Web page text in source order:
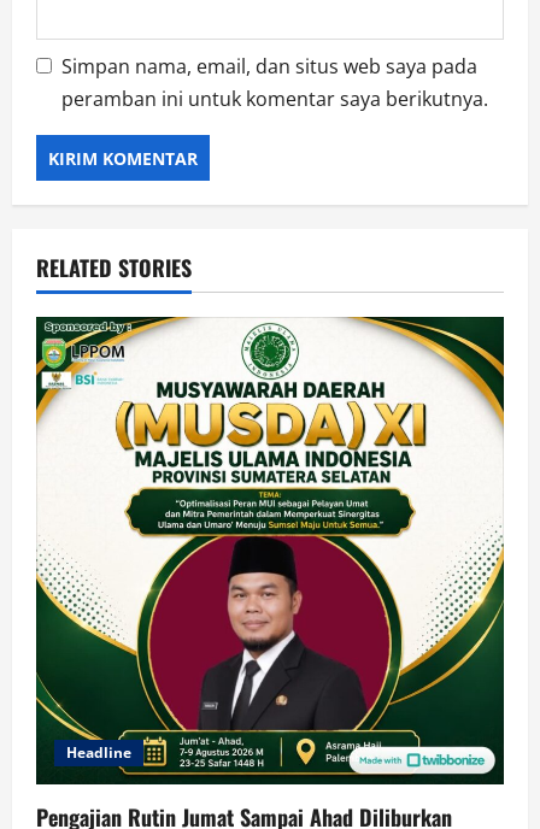
Simpan nama, email, dan situs web saya pada
peramban ini untuk komentar saya berikutnya.
RELATED STORIES
Headline
Pengajian Rutin Jumat Sampai Ahad Diliburkan